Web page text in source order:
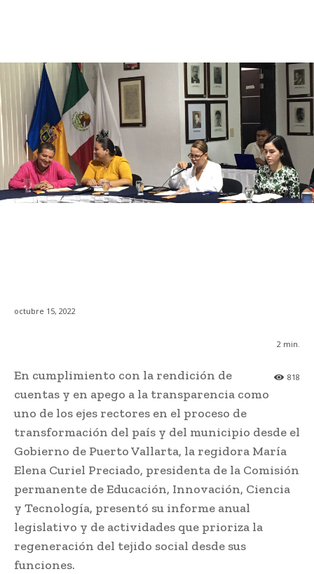
octubre 15, 2022
2 min.
818
En cumplimiento con la rendición de
cuentas y en apego a la transparencia como
uno de los ejes rectores en el proceso de
transformación del país y del municipio desde el
Gobierno de Puerto Vallarta, la regidora María
Elena Curiel Preciado, presidenta de la Comisión
permanente de Educación, Innovación, Ciencia
y Tecnología, presentó su informe anual
legislativo y de actividades que prioriza la
regeneración del tejido social desde sus
funciones.